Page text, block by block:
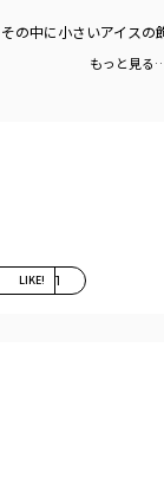
の中に小さいアイス
もっと見る
LIKE! 1